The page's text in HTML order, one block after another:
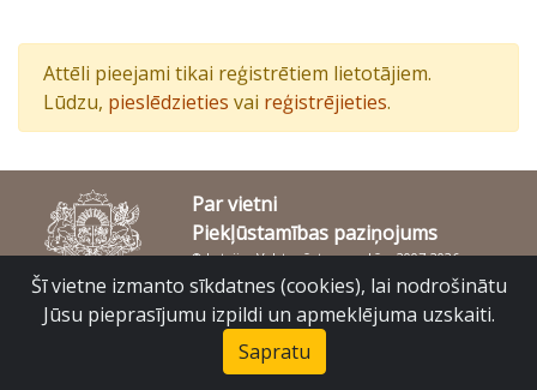
Attēli pieejami tikai reģistrētiem lietotājiem.
Lūdzu, pieslēdzieties vai reģistrējieties.
Par vietni
Piekļūstamības paziņojums
© Latvijas Valsts vēstures arhīvs 2007-2026
Slokas iela 16, Rīga, LV – 1048
Šī vietne izmanto sīkdatnes (cookies), lai nodrošinātu
Jūsu pieprasījumu izpildi un apmeklējuma uzskaiti.
Sapratu